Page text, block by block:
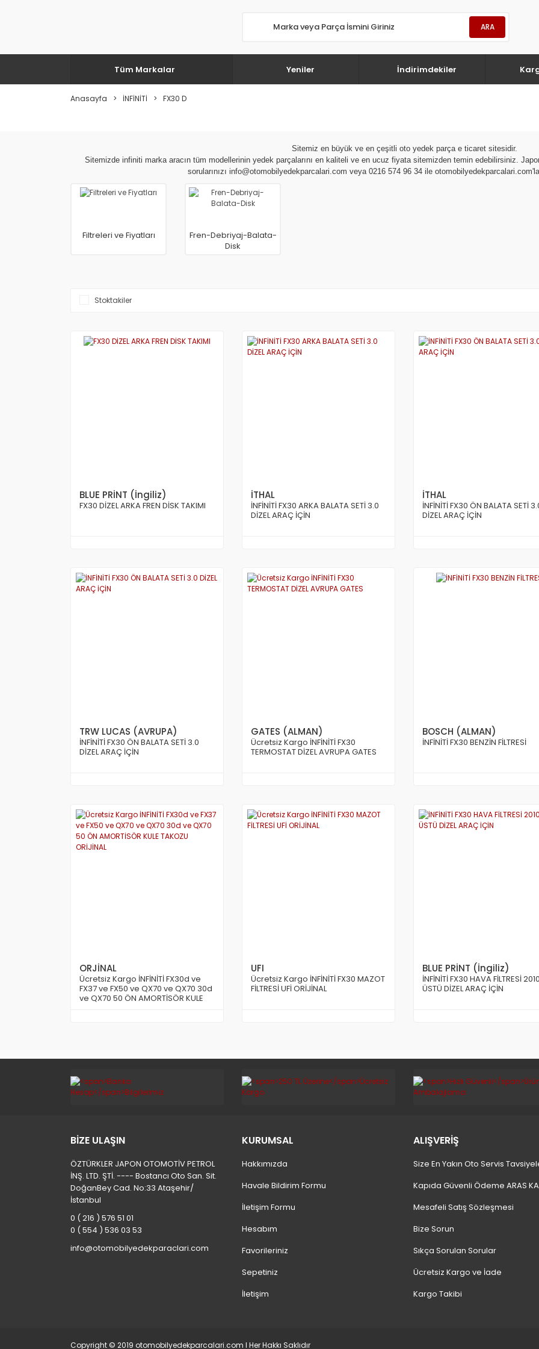
ARA
Tüm Markalar Yeniler İndirimdekiler
Anasayfa İNFİNİTİ FX30 D
Sitemiz en büyük ve en çeşitli oto yedek parça e ticaret sitesidir.
Sitemizde infiniti marka aracın tüm modellerinin yedek parçalarını en kaliteli ve en ucuz fiyata sitemizden temin edebilirsiniz.
sorularınızı info@otomobilyedekparcalari.com veya 0216 574 96 34 ile
Filtreleri ve Fiyatları
Fren-Debriyaj-Balata-
Disk
Stoktakiler
BLUE PRİNT (İngiliz)
FX30 DİZEL ARKA FREN DİSK TAKIMI
İTHAL
İNFİNİTİ FX30 ARKA BALATA SETİ 3.0
DİZEL ARAÇ İÇİN
İTHAL
İNFİNİTİ FX30 ÖN BALATA SETİ
DİZEL ARAÇ İÇİN
TRW LUCAS (AVRUPA)
İNFİNİTİ FX30 ÖN BALATA SETİ 3.0
DİZEL ARAÇ İÇİN
GATES (ALMAN)
Ücretsiz Kargo İNFİNİTİ FX30
TERMOSTAT DİZEL AVRUPA GATES
BOSCH (ALMAN)
İNFİNİTİ FX30 BENZİN FİLTRESİ
ORJİNAL
Ücretsiz Kargo İNFİNİTİ FX30d ve
FX37 ve FX50 ve QX70 ve QX70 30d
ve QX70 50 ÖN AMORTİSÖR KULE
UFI
Ücretsiz Kargo İNFİNİTİ FX30 MAZOT
FİLTRESİ UFİ ORİJİNAL
BLUE PRİNT (İngiliz)
İNFİNİTİ FX30 HAVA FİLTRESİ
ÜSTÜ DİZEL ARAÇ İÇİN
BİZE ULAŞIN
ÖZTÜRKLER JAPON OTOMOTİV PETROL
İNŞ. LTD. ŞTİ. ---- Bostancı Oto San. Sit.
DoğanBey Cad. No:33 Ataşehir/
İstanbul
0 ( 216 ) 576 51 01
0 ( 554 ) 536 03 53
info@otomobilyedekparaclari.com
KURUMSAL
Hakkımızda
Havale Bildirim Formu
İletişim Formu
Hesabım
Favorileriniz
Sepetiniz
İletişim
ALIŞVERİŞ
Size En Yakın Oto Servis
Kapıda Güvenli Ödeme ARAS
Mesafeli Satış Sözleşmesi
Bize Sorun
Sıkça Sorulan Sorular
Ücretsiz Kargo ve İade
Kargo Takibi
Copyright © 2019 otomobilyedekparcalari.com l Her Hakkı Saklıdır